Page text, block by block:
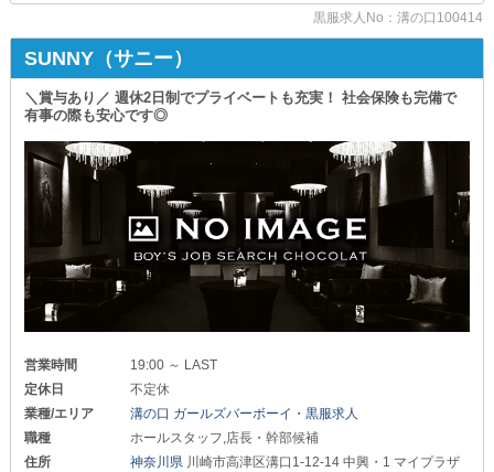
といったトラブルはありません。
充実した高待遇を提供できています。
◆──────────────────◆
＼＼1日体験入社へのご応募も受付中／／
面接後、即日勤務も可能ですので、
まずはお気軽にお問い合わせください。
◆──────────────────◆
コロナ対策万全で営業をおこなっております！
◆こまめな手指の消毒
◆入店時の検温を実施
◆パーテーション・卓上消毒液を完備
◆エアドッグ2台設置
お客様だけでなく、
働ける環境を整えております。
★━━━━－－－－———————————————————
《【鷺沼駅】BAR S（エス）》
▼募集職種をご紹介！▼
■ホールスタッフ
（正）月給30万円以上＋高額歩合《研修あり》
（ア）時給1,500円以上《研修あり》
■店長幹部・候補
（正）月給45万円以上＋高額歩合《独立支援制度あり》
■送りドライバー
（ア）日給5,000円以上
▼女性スタッフ・転職希望者さんも大歓迎！▼
当店では性別・学歴・勤務経験など不問です。
風通しバツグンの職場環境も自慢の一つ！
体育会系のノリは一切ありません◎
黒服求人No：溝の口100414
SUNNY（サニー）
＼賞与あり／ 週休2日制でプライベートも充実！ 社会保険も完備で
有事の際も安心です◎
営業時間
19:00 ～ LAST
定休日
不定休
業種/エリア
溝の口 ガールズバーボーイ・黒服求人
職種
ホールスタッフ,店長・幹部候補
住所
神奈川県 川崎市高津区溝口1-12-14 中興・1 マイプラザ